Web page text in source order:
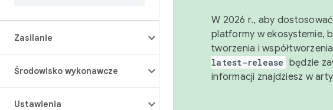
Zasilanie
Środowisko wykonawcze
Ustawienia
W 2026 r., aby
platformy w ekosystemie,
tworzenia i
latest-release będzie
informacji znajdziesz w